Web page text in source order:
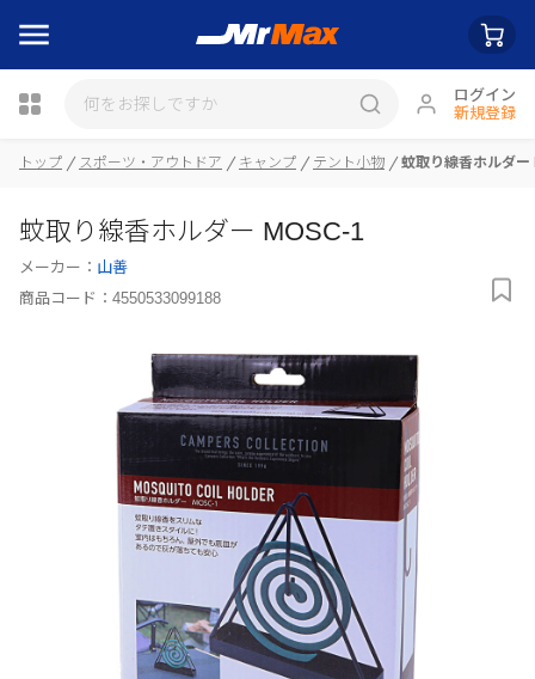
ログイン
新規登録
トップ スポーツ・アウトドア キャンプ テント小物 蚊取り線香ホルダー
蚊取り線香ホルダー MOSC-1
メーカー： 山善
商品コード： 4550533099188